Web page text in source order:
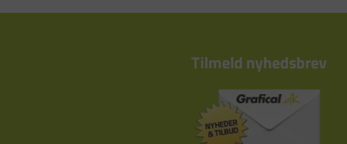
Tilmeld nyhedsbrev